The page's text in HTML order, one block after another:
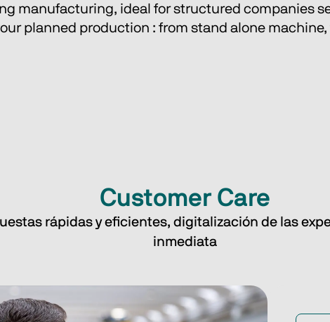
manufacturing, ideal for structured companies
planned production : from stand alone
Customer Care
rápidas y eficientes, digitalización de las
inmediata